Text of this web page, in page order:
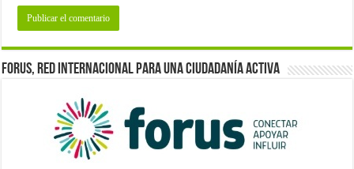
Forus, red internacional para una ciudadanía activa